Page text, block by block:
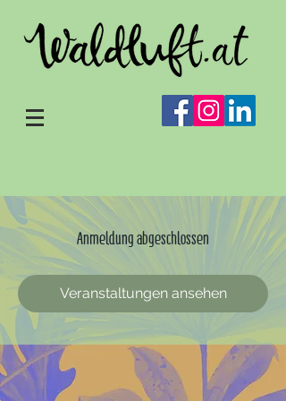
Anmeldung abgeschlossen
Veranstaltungen ansehen